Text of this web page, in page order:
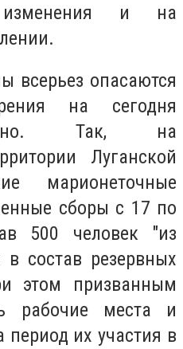
изменения и на
всерьез опасаются
на сегодня
Так, на
Луганской
марионеточные
сборы с 17 по
500 человек "из
состав резервных
этом призванным
рабочие места и
период их участия в